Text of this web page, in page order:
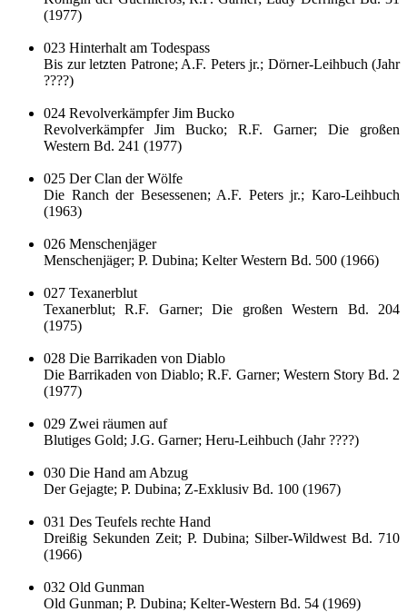
(1977)
023 Hinterhalt am Todespass
Bis zur letzten Patrone; A.F. Peters jr.; Dörner-Leihbuch (Jahr
????)
024 Revolverkämpfer Jim Bucko
Revolverkämpfer Jim Bucko; R.F. Garner; Die großen
Western Bd. 241 (1977)
025 Der Clan der Wölfe
Die Ranch der Besessenen; A.F. Peters jr.; Karo-Leihbuch
(1963)
026 Menschenjäger
Menschenjäger; P. Dubina; Kelter Western Bd. 500 (1966)
027 Texanerblut
Texanerblut; R.F. Garner; Die großen Western Bd. 204
(1975)
028 Die Barrikaden von Diablo
Die Barrikaden von Diablo; R.F. Garner; Western Story Bd. 2
(1977)
029 Zwei räumen auf
Blutiges Gold; J.G. Garner; Heru-Leihbuch (Jahr ????)
030 Die Hand am Abzug
Der Gejagte; P. Dubina; Z-Exklusiv Bd. 100 (1967)
031 Des Teufels rechte Hand
Dreißig Sekunden Zeit; P. Dubina; Silber-Wildwest Bd. 710
(1966)
032 Old Gunman
Old Gunman; P. Dubina; Kelter-Western Bd. 54 (1969)